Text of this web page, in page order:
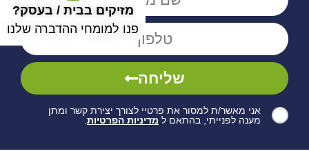
אני מאשר/ת למסור את פרטיי לצורך יצירת קשר ומתן
מענה לפנייתי, בהתאם ל מדיניות הפרטיות
שליחה
מזיקים בבית / בעסק?
פנו למומחי ההדברה שלנו